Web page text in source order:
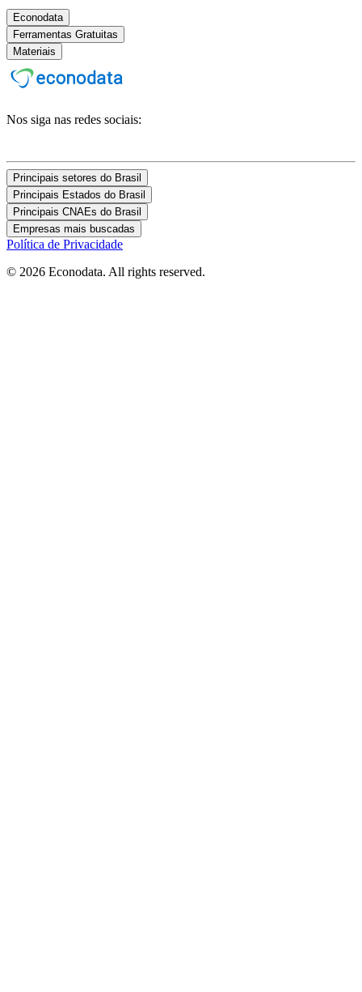
Econodata
Ferramentas Gratuitas
Materiais
Nos siga nas redes sociais:
Principais setores do Brasil
Principais Estados do Brasil
Principais CNAEs do Brasil
Empresas mais buscadas
Política de Privacidade
© 2026 Econodata. All rights reserved.